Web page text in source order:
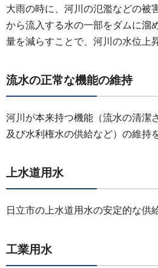
大雨の時に、河川の氾濫などの被
から流入する水の一部をダムに溜
量を減らすことで、河川の水位上
流水の正常な機能の維持
河川が本来持つ機能（流水の清潔
及び水利権水の供給など）の維持
上水道用水
日立市の上水道用水の安定的な供
工業用水